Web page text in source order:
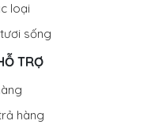
loại
sống
TRỢ
hàng